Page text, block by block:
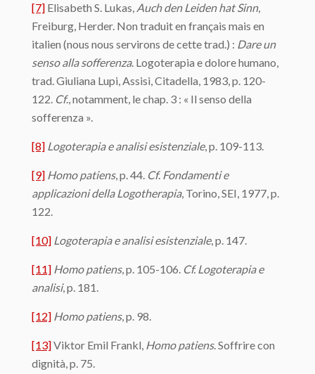
[7] Elisabeth S. Lukas, Auch den Leiden hat Sinn,
Freiburg, Herder. Non traduit en français mais en
italien (nous nous servirons de cette trad.) : Dare un
senso alla sofferenza. Logoterapia e dolore humano,
trad. Giuliana Lupi, Assisi, Citadella, 1983, p. 120-
122. Cf., notamment, le chap. 3 : « Il senso della
sofferenza ».
[8] Logoterapia e analisi esistenziale, p. 109-113.
[9] Homo patiens, p. 44. Cf. Fondamenti e
applicazioni della Logotherapia, Torino, SEI, 1977, p.
122.
[10] Logoterapia e analisi esistenziale, p. 147.
[11] Homo patiens, p. 105-106. Cf. Logoterapia e
analisi, p. 181.
[12] Homo patiens, p. 98.
[13]Viktor Emil Frankl, Homo patiens. Soffrire con
dignità, p. 75.